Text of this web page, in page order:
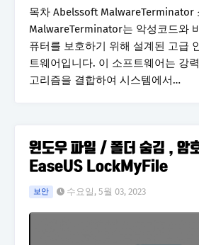
목차 Abelssoft MalwareTerminator
MalwareTerminator는 악성코드와
퓨터를 보호하기 위해 설계된 고급
트웨어입니다. 이 소프트웨어는 강
고리즘을 결합하여 시스템에서…
윈도우 파일 / 폴더 숨김 , 암
EaseUS LockMyFile
보안 수요일, 5월 03, 2023